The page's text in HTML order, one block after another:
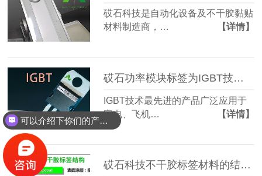
砹石科技是自动化设备及不干胶黏贴
材料制造商，…
【详情】
砹石功率模块标签为IGBT技术突破项目呐喊助威！
IGBT技术最先进的产品广泛应用于
家电、飞机…
【详情】
砹石科技不干胶标签材料的结构及功能简介
你们是怎么收费的呢？